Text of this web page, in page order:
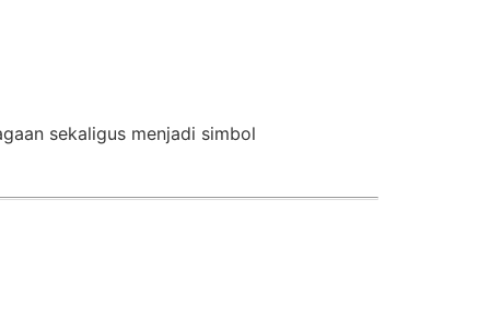
sekaligus menjadi simbol